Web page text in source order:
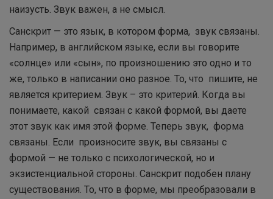
наизусть. Звук важен, а не смысл.
Санскрит — это язык, в котором форма, звук связаны.
Например, в английском языке, если вы говорите
«солнце» или «сын», по произношению это одно и то
же, только в написании оно разное. То, что пишите, не
является критерием. Звук – это критерий. Когда вы
понимаете, какой связан с какой формой, вы даете
этот звук как имя этой форме. Теперь звук, форма
связаны. Если произносите звук, вы связаны с
формой — не только с психологической, но и
экзистенциальной стороны. Санскрит подобен плану
существования. То, что в форме, мы преобразовали в